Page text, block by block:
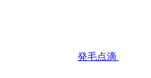
発毛点滴